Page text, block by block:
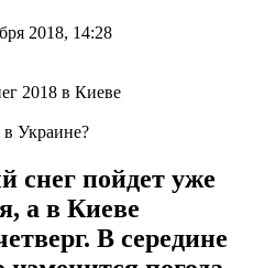
2018, 14:28
Украине?
снег пойдет уже
а в Киеве
В середине